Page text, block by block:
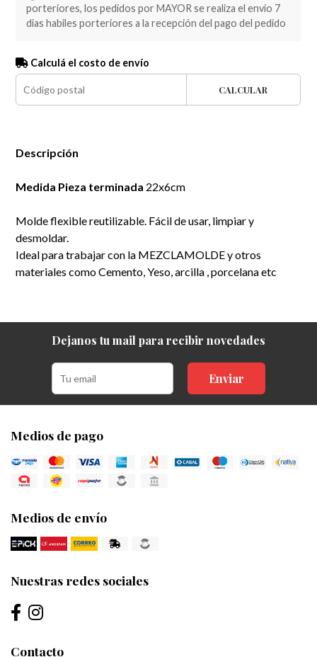
porteriores, los pedidos por MAYOR se realiza el envio 7
dias habiles porteriores a la recepción del pago del pedido
Calculá el costo de envío
CALCULAR
Descripción
Medida Pieza terminada 22x6cm
Molde flexible reutilizable. Fácil de usar, limpiar y
desmoldar.
Ideal para trabajar con la MEZCLAMOLDE y otros
materiales como Cemento, Yeso, arcilla , porcelana etc
Dejanos tu mail para recibir novedades
Enviar
Medios de pago
Medios de envío
Nuestras redes sociales
Contacto